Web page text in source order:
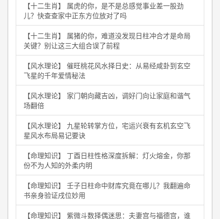
【十二生肖】 属虎的你，是不是总感觉事业差一股劲
儿？快查查家中正东方位放对了吗
【十二生肖】 属猪的你，难道没发现日柱冲合才是命局
关键？别让这三大组合误了前程
【风水理论】 催旺桃花风水择日史：从易经咸卦到玄空
飞星的千年爱情秘法
【风水理论】 家门朝向藏吉凶，调好门向让家庭和谐气
场翻倍
【风水理论】 九星轮转掌方位，宅运兴衰有玄机玄空飞
星风水布局易记要诀
【命理知识】 丁酉日柱性格深度拆解：灯火熔金，你那
份不为人知的外柔内明
【命理知识】 壬子日柱命中财库究竟在哪儿？我翻遍命
书亲身验证戌位妙用
【命理知识】 紫微斗数择偶迷思：夫妻宫与福德宫，谁